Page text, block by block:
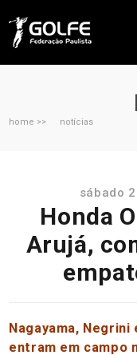
home >> notícias
sábado
Honda
Arujá,
Nagayama,
entram em campo